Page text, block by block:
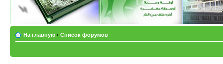
На главную ‹ Список форумов